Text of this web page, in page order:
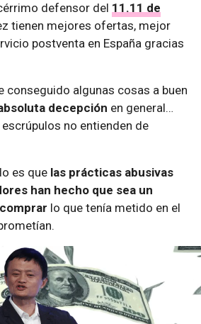
defensor del 11.11 de
tienen mejores ofertas, mejor
postventa en España gracias
conseguido algunas cosas a buen
decepción en general…
no entienden de
es que las prácticas abusivas
han hecho que sea un
lo que tenía metido en el